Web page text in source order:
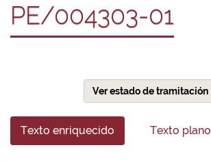
PE/004303-01
Ver estado de tramitación
Texto enriquecido Texto plano